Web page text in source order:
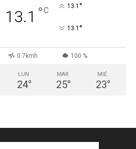
13.1 °C 13.1 °
13.1 °
0.7kmh 100 %
LUN
24°
MAR
25°
MIÉ
23°